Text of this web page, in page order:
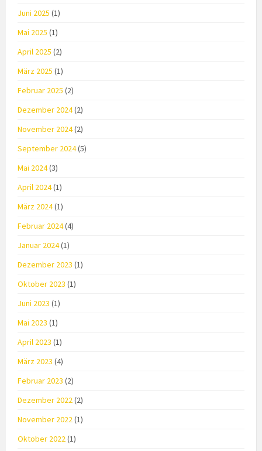
Juni 2025 (1)
Mai 2025 (1)
April 2025 (2)
März 2025 (1)
Februar 2025 (2)
Dezember 2024(2)
November 2024(2)
September 2024(5)
Mai 2024(3)
April 2024(1)
März 2024(1)
Februar 2024(4)
Januar 2024(1)
Dezember 2023 (1)
Oktober 2023 (1)
Juni 2023 (1)
Mai 2023 (1)
April 2023 (1)
März 2023 (4)
Februar 2023 (2)
Dezember 2022(2)
November 2022(1)
Oktober 2022(1)